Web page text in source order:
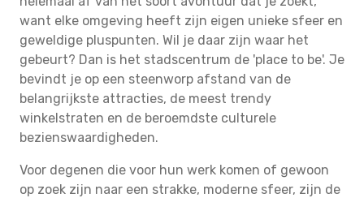
want elke omgeving heeft zijn eigen unieke sfeer en
geweldige pluspunten. Wil je daar zijn waar het
gebeurt? Dan is het stadscentrum de 'place to be'. Je
bevindt je op een steenworp afstand van de
belangrijkste attracties, de meest trendy
winkelstraten en de beroemdste culturele
bezienswaardigheden.
Voor degenen die voor hun werk komen of gewoon
op zoek zijn naar een strakke, moderne sfeer, zijn de